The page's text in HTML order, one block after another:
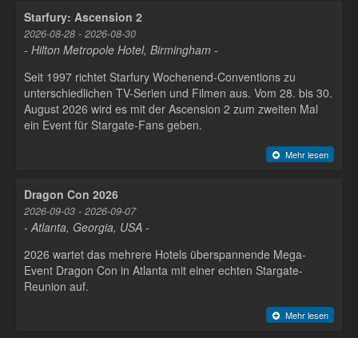
Starfury: Ascension 2
2026-08-28 - 2026-08-30
- Hilton Metropole Hotel, Birmingham -
Seit 1997 richtet Starfury Wochenend-Conventions zu
unterschiedlichen TV-Serien und Filmen aus. Vom 28. bis 30.
August 2026 wird es mit der Ascension 2 zum zweiten Mal
ein Event für Stargate-Fans geben.
Mehr lesen
Dragon Con 2026
2026-09-03 - 2026-09-07
- Atlanta, Georgia, USA -
2026 wartet das mehrere Hotels überspannende Mega-
Event Dragon Con in Atlanta mit einer echten Stargate-
Reunion auf.
Mehr lesen